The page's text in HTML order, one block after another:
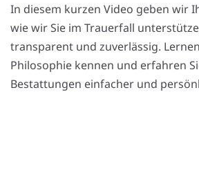
In diesem kurzen Video geben wir
wie wir Sie im Trauerfall
transparent und zuverlässig.
Philosophie kennen und erfahren
Bestattungen einfacher und